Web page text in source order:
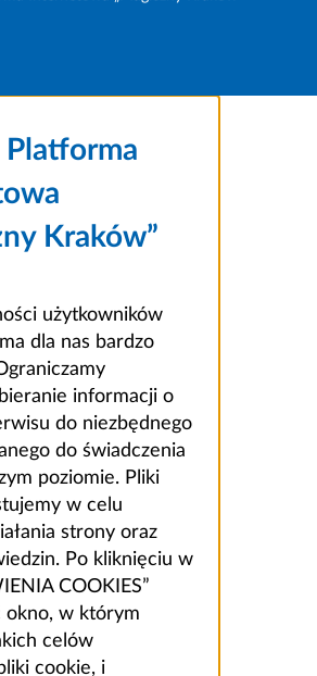
Platforma
Kraków”
użytkowników
dla nas bardzo
informacji o
do niezbędnego
do świadczenia
poziomie. Pliki
w celu
strony oraz
Po kliknięciu w
COOKIES”
okno, w którym
celów
cookie, i